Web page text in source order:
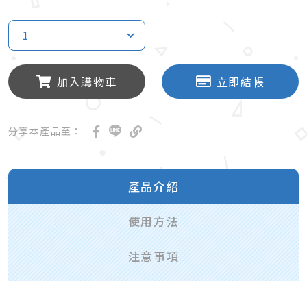
1
加入購物車 立即結帳
分享本產品至：
產品介紹
使用方法
注意事項